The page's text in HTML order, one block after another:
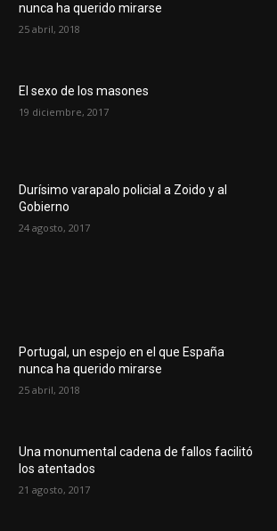
nunca ha querido mirarse
25 abril, 2018
El sexo de los masones
19 diciembre, 2017
Durísimo varapalo policial a Zoido y al
Gobierno
24 agosto, 2017
Portugal, un espejo en el que España
nunca ha querido mirarse
25 abril, 2018
Una monumental cadena de fallos facilitó
los atentados
21 agosto, 2017